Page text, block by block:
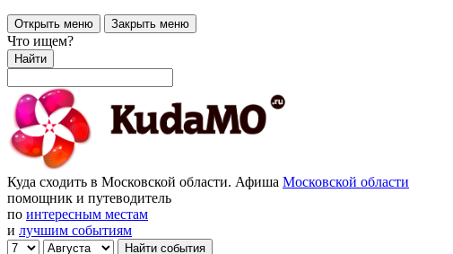
Открыть меню Закрыть меню
Что ищем?
Найти
Куда сходить в Московской области. Афиша Московской области
помощник и путеводитель
по интересным местам
и лучшим событиям